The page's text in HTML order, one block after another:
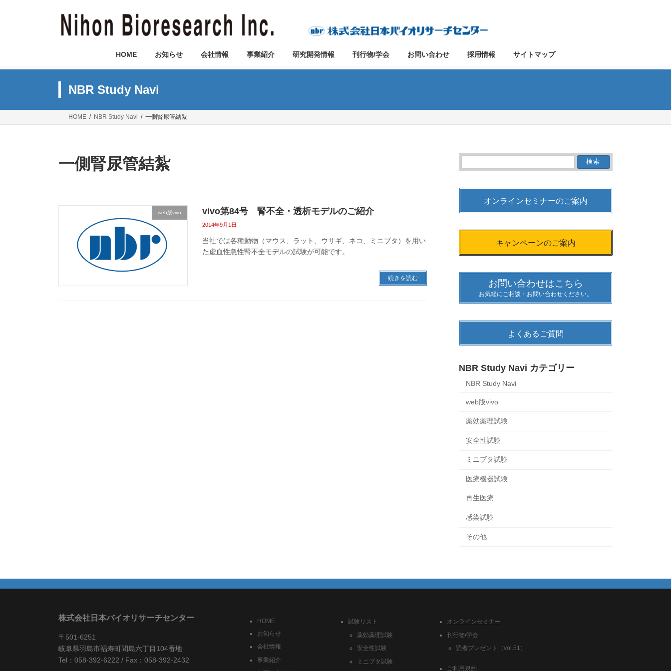
HOME お知らせ 会社情報 事業紹介 研究開発情報 刊行物/学会 お問い合わせ 採用情報 サイトマップ
NBR Study Navi
HOME NBR Study Navi 一側腎尿管結紮
一側腎尿管結紮
web版vivo vivo第84号 腎不全・透析モデルのご紹介
2014年9月1日
当社では各種動物（マウス、ラット、ウサギ、ネコ、ミニブタ）を用い
た虚血性急性腎不全モデルの試験が可能です。
続きを読む
索:
オンラインセミナーのご案内
キャンペーンのご案内
お問い合わせはこちら
お気軽にご相談・お問い合わせください。
よくあるご質問
NBR Study Navi カテゴリー
NBR Study Navi
web版vivo
薬効薬理試験
安全性試験
ミニブタ試験
医療機器試験
再生医療
感染試験
その他
株式会社日本バイオリサーチセンター
〒501-6251
岐阜県羽島市福寿町間島六丁目104番地
Tel：058-392-6222 / Fax：058-392-2432
HOME
お知らせ
会社情報
事業紹介
試験リスト
薬効薬理試験
安全性試験
ミニブタ試験
オンラインセミナー
刊行物/学会
読者プレゼント（vol.51）
ご利用規約